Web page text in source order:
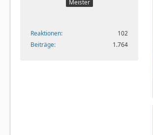
Meister
Reaktionen
102
Beiträge
1.764